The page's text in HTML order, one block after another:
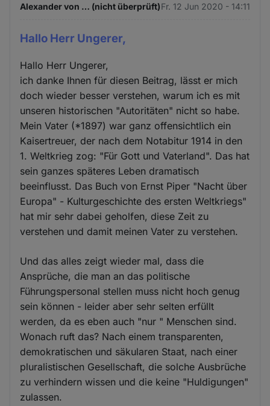
Alexander von … (nicht überprüft)Fr. 12 Jun 2020 - 14:11
Hallo Herr Ungerer,
Hallo Herr Ungerer,
ich danke Ihnen für diesen Beitrag, lässt er mich
doch wieder besser verstehen, warum ich es mit
unseren historischen "Autoritäten" nicht so habe.
Mein Vater (*1897) war ganz offensichtlich ein
Kaisertreuer, der nach dem Notabitur 1914 in den
1. Weltkrieg zog: "Für Gott und Vaterland". Das hat
sein ganzes späteres Leben dramatisch
beeinflusst. Das Buch von Ernst Piper "Nacht über
Europa" - Kulturgeschichte des ersten Weltkriegs"
hat mir sehr dabei geholfen, diese Zeit zu
verstehen und damit meinen Vater zu verstehen.
Und das alles zeigt wieder mal, dass die
Ansprüche, die man an das politische
Führungspersonal stellen muss nicht hoch genug
sein können - leider aber sehr selten erfüllt
werden, da es eben auch "nur " Menschen sind.
Wonach ruft das? Nach einem transparenten,
demokratischen und säkularen Staat, nach einer
pluralistischen Gesellschaft, die solche Ausbrüche
zu verhindern wissen und die keine "Huldigungen"
zulassen.